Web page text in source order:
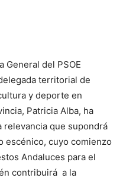
General del PSOE
territorial de
y deporte en
Patricia Alba, ha
relevancia que supondrá
escénico, cuyo comienzo
Andaluces para el
contribuirá a la